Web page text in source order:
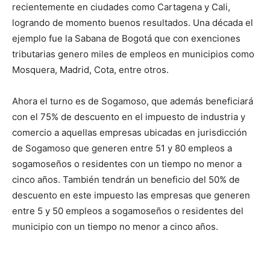
recientemente en ciudades como Cartagena y Cali,
logrando de momento buenos resultados. Una década el
ejemplo fue la Sabana de Bogotá que con exenciones
tributarias genero miles de empleos en municipios como
Mosquera, Madrid, Cota, entre otros.
Ahora el turno es de Sogamoso, que además beneficiará
con el 75% de descuento en el impuesto de industria y
comercio a aquellas empresas ubicadas en jurisdicción
de Sogamoso que generen entre 51 y 80 empleos a
sogamoseños o residentes con un tiempo no menor a
cinco años. También tendrán un beneficio del 50% de
descuento en este impuesto las empresas que generen
entre 5 y 50 empleos a sogamoseños o residentes del
municipio con un tiempo no menor a cinco años.